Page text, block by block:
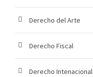
Derecho del Arte
Derecho Fiscal
Derecho Intenacional